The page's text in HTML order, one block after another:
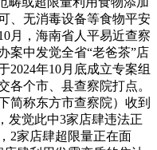
、无消毒设备等食物平安
月，海南省人平易近查察
案中发觉全省“老爸茶”店
2024年10月底成立专案组
各个市、县查察院打点。
简称东方市查察院）收到
发觉此中3家店肆违法正
2家店肆超限量正在面